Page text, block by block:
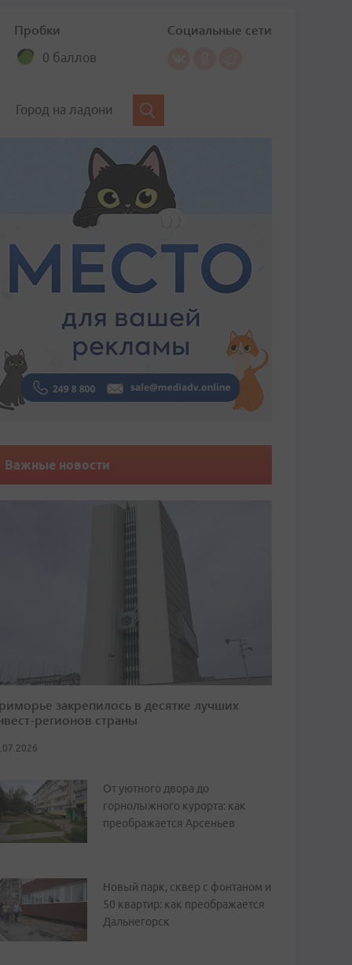
Пробки
0 баллов
Социальные сети
Город на ладони
Важные новости
закрепилось в десятке лучших
регионов страны
От уютного двора до
горнолыжного курорта: как
преображается Арсеньев
Новый парк, сквер с фонтаном и
50 квартир: как преображается
Дальнегорск